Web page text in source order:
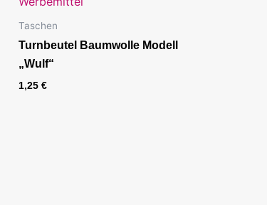
Taschen
Turnbeutel Baumwolle Modell
„Wulf“
1,25 €